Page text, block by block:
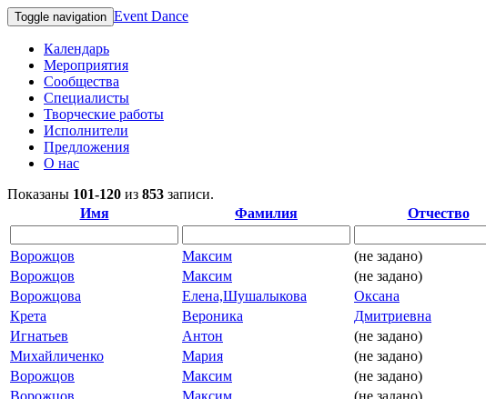
Toggle navigation Event Dance
Календарь
Мероприятия
Сообщества
Специалисты
Творческие работы
Исполнители
Предложения
О нас
Показаны 101-120 из 853 записи.
Имя
Фамилия Отчество
Ворожцов Максим (не задано)
Ворожцов
Максим (не задано)
Ворожцова
Елена,Шушалыкова Оксана
Крета
Вероника Дмитриевна
Игнатьев
Антон (не задано)
Михайличенко
Мария (не задано)
Ворожцов
Максим (не задано)
Ворожцов
Максим (не задано)